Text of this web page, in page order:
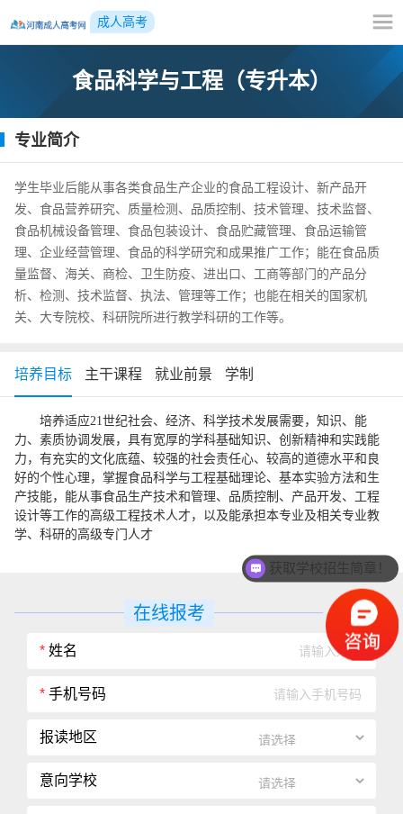
成人高考
食品科学与工程（专升本）
专业简介
学生毕业后能从事各类食品生产企业的食品工程设计、新产品开
发、食品营养研究、质量检测、品质控制、技术管理、技术监督、
食品机械设备管理、食品包装设计、食品贮藏管理、食品运输管
理、企业经营管理、食品的科学研究和成果推广工作；能在食品质
量监督、海关、商检、卫生防疫、进出口、工商等部门的产品分
析、检测、技术监督、执法、管理等工作；也能在相关的国家机
关、大专院校、科研院所进行教学科研的工作等。
培养目标 主干课程 就业前景 学制
培养适应21世纪社会、经济、科学技术发展需要，知识、能
力、素质协调发展，具有宽厚的学科基础知识、创新精神和实践能
力，有充实的文化底蕴、较强的社会责任心、较高的道德水平和良
好的个性心理，掌握食品科学与工程基础理论、基本实验方法和生
产技能，能从事食品生产技术和管理、品质控制、产品开发、工程
设计等工作的高级工程技术人才，以及能承担本专业及相关专业教
学、科研的高级专门人才
在线报考
* 姓名
* 手机号码
报读地区
意向学校
获取学校招生简章！